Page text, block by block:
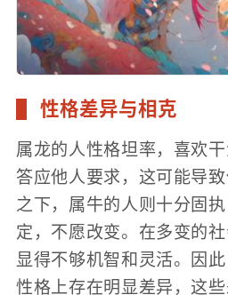
性格差异与相克
属龙的人性格坦率，喜欢
答应他人要求，这可能导
之下，属牛的人则十分固
定，不愿改变。在多变的
显得不够机智和灵活。因
性格上存在明显差异，这